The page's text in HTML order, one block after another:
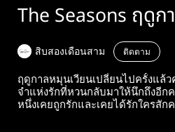
The Seasons ฤดูก
สิบสองเดือนสาม ติดตาม
ฤดูกาลหมุนเวียนเปลี่ยนไปครั้งแล้ว
จำแห่งรักที่หวนกลับมาให้นึกถึงอีก
หนึ่งเคยถูกรักและเคยได้รักใครสัก